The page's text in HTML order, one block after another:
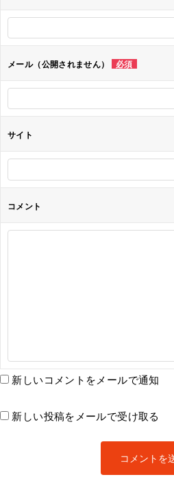
シ
ョ
ン
メール（公開されません） 必須
サイト
コメント
新しいコメントをメールで通知
新しい投稿をメールで受け取る